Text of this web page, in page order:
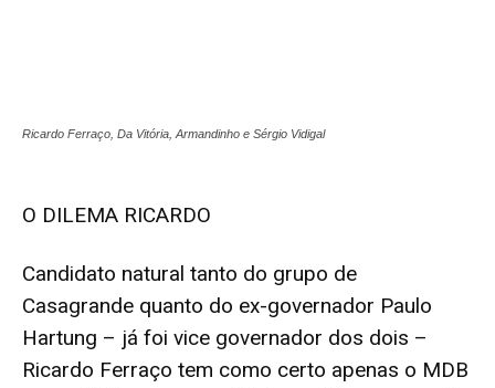
Ricardo Ferraço, Da Vitória, Armandinho e Sérgio Vidigal
O DILEMA RICARDO
Candidato natural tanto do grupo de
Casagrande quanto do ex-governador Paulo
Hartung – já foi vice governador dos dois –
Ricardo Ferraço tem como certo apenas o MDB